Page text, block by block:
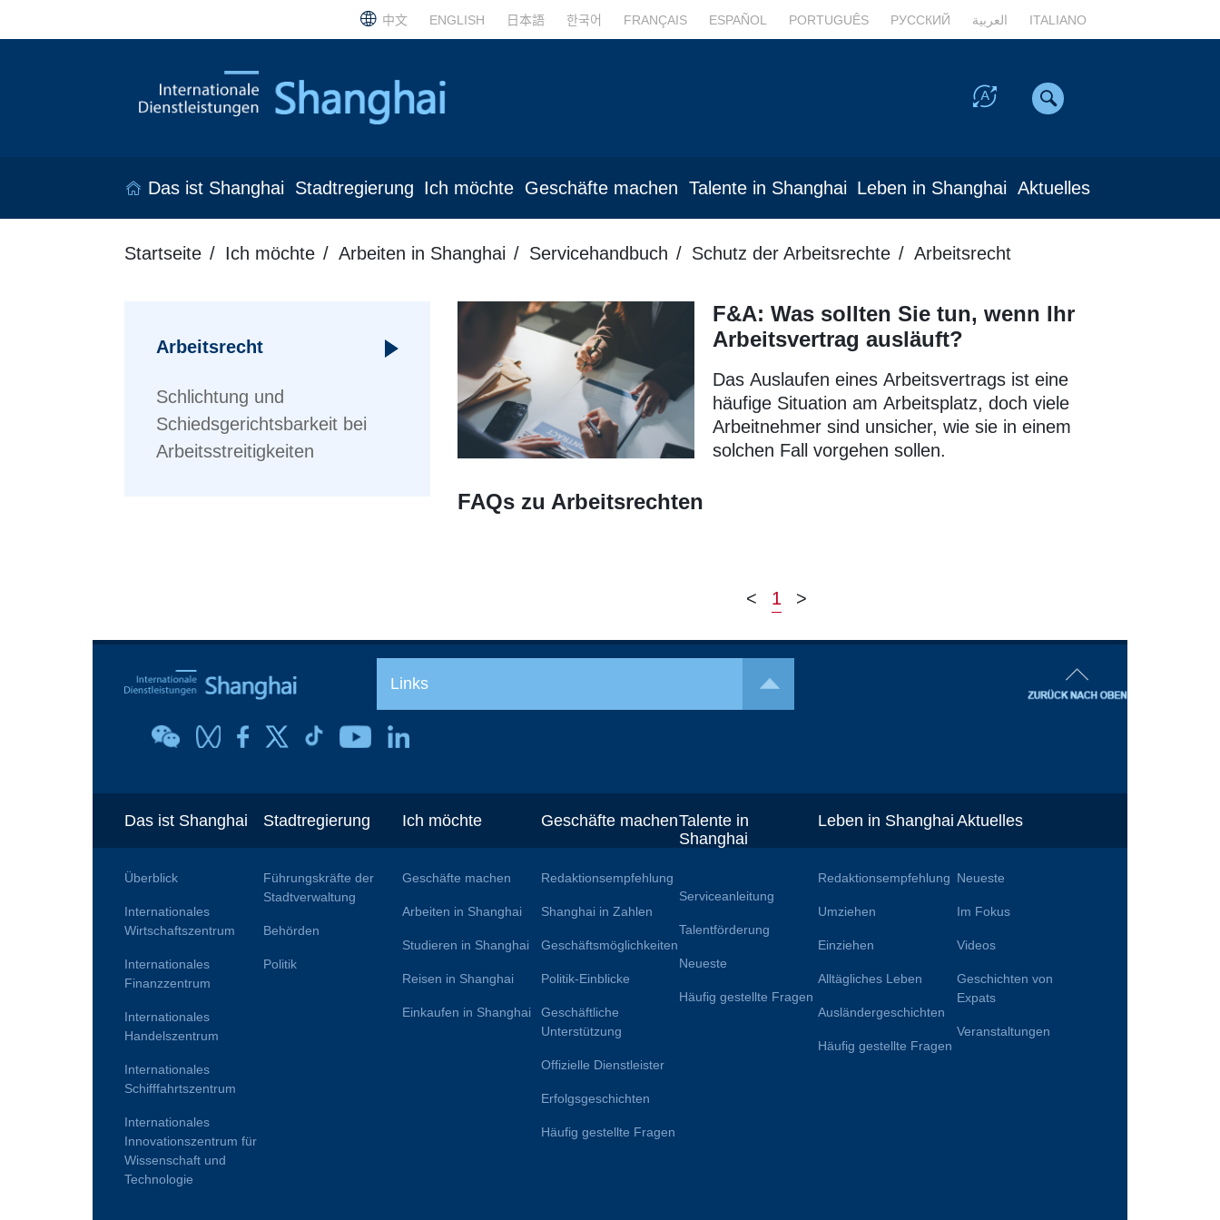
中文 ENGLISH 日本語 한국어 FRANÇAIS ESPAÑOL PORTUGUÊS РУССКИЙ العربية ITALIANO
Das ist Shanghai Stadtregierung Ich möchte Geschäfte machen Talente in Shanghai Leben in Shanghai Aktuelles
Startseite Ich möchte Arbeiten in Shanghai Servicehandbuch Schutz der Arbeitsrechte Arbeitsrecht
Arbeitsrecht
Schlichtung und
Schiedsgerichtsbarkeit bei
Arbeitsstreitigkeiten
F&A: Was sollten Sie tun, wenn Ihr
Arbeitsvertrag ausläuft?
Das Auslaufen eines Arbeitsvertrags ist eine
häufige Situation am Arbeitsplatz, doch viele
Arbeitnehmer sind unsicher, wie sie in einem
solchen Fall vorgehen sollen.
FAQs zu Arbeitsrechten
< 1 >
Links
Das ist Shanghai
Überblick
Internationales
Wirtschaftszentrum
Internationales
Finanzzentrum
Internationales
Handelszentrum
Internationales
Schifffahrtszentrum
Internationales
Innovationszentrum für
Wissenschaft und
Technologie
Stadtregierung
Führungskräfte der
Stadtverwaltung
Behörden
Politik
Ich möchte
Geschäfte machen
Arbeiten in Shanghai
Studieren in Shanghai
Reisen in Shanghai
Einkaufen in Shanghai
Geschäfte machen
Redaktionsempfehlung
Shanghai in Zahlen
Geschäftsmöglichkeiten
Politik-Einblicke
Geschäftliche
Unterstützung
Offizielle Dienstleister
Erfolgsgeschichten
Häufig gestellte Fragen
Talente in
Shanghai
Serviceanleitung
Talentförderung
Neueste
Häufig gestellte Fragen
Leben in Shanghai
Redaktionsempfehlung
Umziehen
Einziehen
Alltägliches Leben
Ausländergeschichten
Häufig gestellte Fragen
Aktuelles
Neueste
Im Fokus
Videos
Geschichten von
Expats
Veranstaltungen